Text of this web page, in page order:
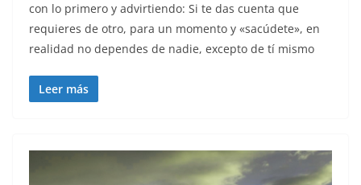
con lo primero y advirtiendo: Si te das cuenta que
requieres de otro, para un momento y «sacúdete», en
realidad no dependes de nadie, excepto de tí mismo
Leer más